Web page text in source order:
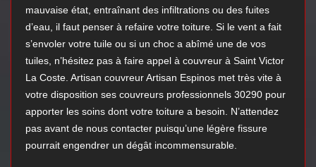
mauvaise état, entraînant des infiltrations ou des fuites
d’eau, il faut penser à refaire votre toiture. Si le vent a fait
s’envoler votre tuile ou si un choc a abîmé une de vos
tuiles, n’hésitez pas à faire appel à couvreur à Saint Victor
La Coste. Artisan couvreur Artisan Espinos met très vite à
votre disposition ses couvreurs professionnels 30290 pour
apporter les soins dont votre toiture a besoin. N’attendez
pas avant de nous contacter puisqu’une légère fissure
pourrait engendrer un dégât incommensurable.